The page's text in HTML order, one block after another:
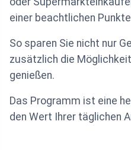
einer beachtlichen
So sparen Sie nicht nur
zusätzlich die
genießen.
Das Programm ist eine
den Wert Ihrer täglichen